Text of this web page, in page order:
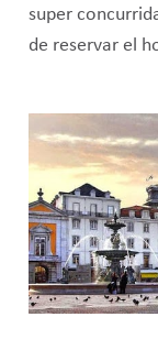
super
de reservar el